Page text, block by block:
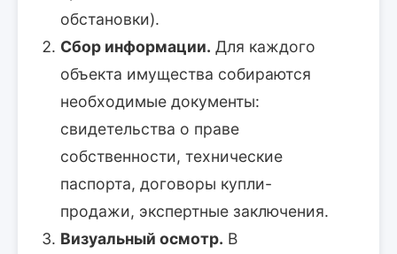
обстановки).
Сбор информации. Для каждого
объекта имущества собираются
необходимые документы:
свидетельства о праве
собственности, технические
паспорта, договоры купли-
продажи, экспертные заключения.
Визуальный осмотр. В